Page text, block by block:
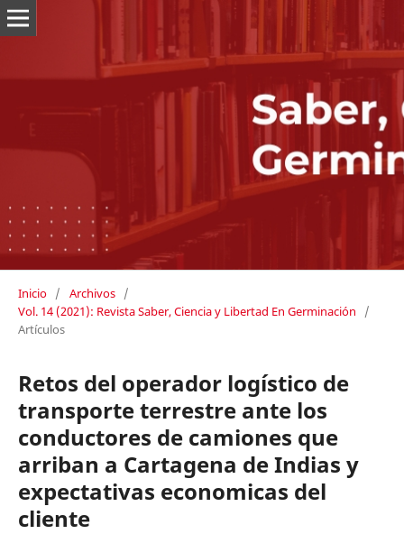
Inicio / Archivos /
Vol. 14 (2021): Revista Saber, Ciencia y Libertad En Germinación
/
Artículos
Retos del operador logístico de
transporte terrestre ante los
conductores de camiones que
arriban a Cartagena de Indias y
expectativas economicas del
cliente